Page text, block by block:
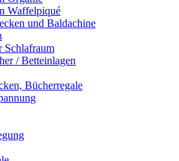
Waffelpiqué
und Baldachine
Schlafraum
/ Betteinlagen
Bücherregale